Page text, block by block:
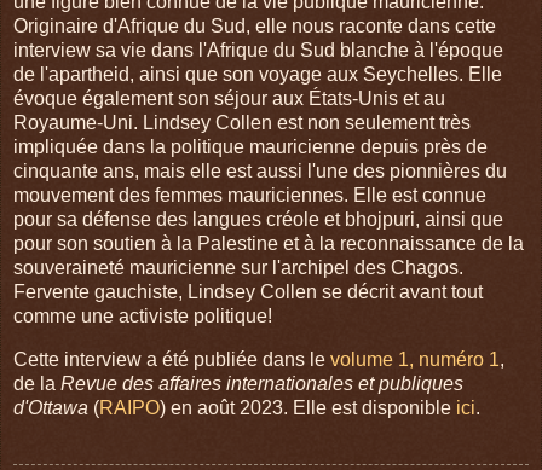
Originaire d'Afrique du Sud, elle nous raconte dans cette
interview sa vie dans l'Afrique du Sud blanche à l'époque
de l'apartheid, ainsi que son voyage aux Seychelles. Elle
évoque également son séjour aux États-Unis et au
Royaume-Uni. Lindsey Collen est non seulement très
impliquée dans la politique mauricienne depuis près de
cinquante ans, mais elle est aussi l'une des pionnières du
mouvement des femmes mauriciennes. Elle est connue
pour sa défense des langues créole et bhojpuri, ainsi que
pour son soutien à la Palestine et à la reconnaissance de la
souveraineté mauricienne sur l'archipel des Chagos.
Fervente gauchiste, Lindsey Collen se décrit avant tout
comme une activiste politique!
Cette interview a été publiée dans le volume 1, numéro 1,
de la Revue des affaires internationales et publiques
d'Ottawa (RAIPO) en août 2023. Elle est disponible ici.